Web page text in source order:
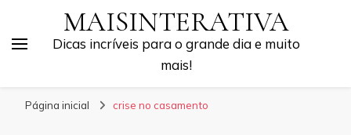
MAISINTERATIVA
Dicas incríveis para o grande dia e muito
mais!
Página inicial crise no casamento